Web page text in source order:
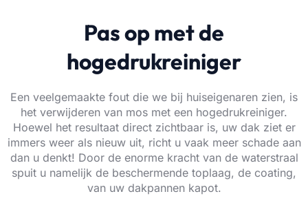
Pas op met de
hogedrukreiniger
Een veelgemaakte fout die we bij huiseigenaren zien, is
het verwijderen van mos met een hogedrukreiniger.
Hoewel het resultaat direct zichtbaar is, uw dak ziet er
immers weer als nieuw uit, richt u vaak meer schade aan
dan u denkt! Door de enorme kracht van de waterstraal
spuit u namelijk de beschermende toplaag, de coating,
van uw dakpannen kapot.